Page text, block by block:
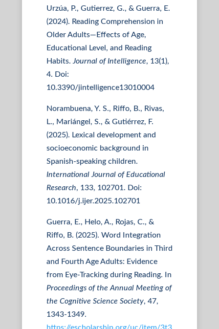
Urzúa, P., Gutierrez, G., & Guerra, E.
(2024). Reading Comprehension in
Older Adults—Effects of Age,
Educational Level, and Reading
Habits.Journal of Intelligence, 13(1),
4. Doi:
10.3390/jintelligence13010004
Norambuena, Y. S., Riffo, B., Rivas,
L., Mariángel, S., & Gutiérrez, F.
(2025). Lexical development and
socioeconomic background in
Spanish-speaking children.
International Journal of Educational
Research, 133, 102701. Doi:
10.1016/j.ijer.2025.102701
Guerra, E., Helo, A., Rojas, C., &
Riffo, B. (2025). Word Integration
Across Sentence Boundaries in Third
and Fourth Age Adults: Evidence
from Eye-Tracking during Reading. In
Proceedings of the Annual Meeting of
the Cognitive Science Society, 47,
1343-1349.